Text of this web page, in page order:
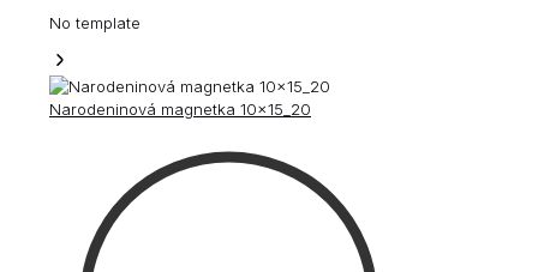
No template
Narodeninová magnetka 10x15_20